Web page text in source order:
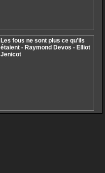
Les fous ne sont plus ce qu’ils
étaient - Raymond Devos - Elliot
Jenicot